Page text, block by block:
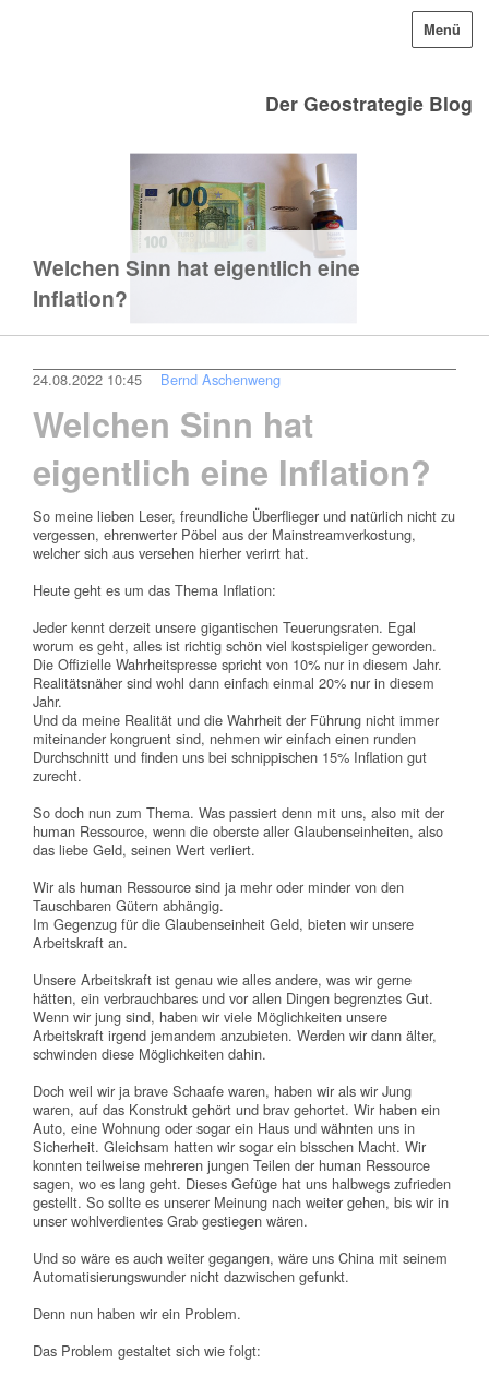
Der Geostrategie Blog
Menü
Welchen Sinn hat eigentlich eine
Inflation?
24.08.2022 10:45 Bernd Aschenweng
Welchen Sinn hat
eigentlich eine Inflation?
So meine lieben Leser, freundliche Überflieger und natürlich nicht zu
vergessen, ehrenwerter Pöbel aus der Mainstreamverkostung,
welcher sich aus versehen hierher verirrt hat.
Heute geht es um das Thema Inflation:
Jeder kennt derzeit unsere gigantischen Teuerungsraten. Egal
worum es geht, alles ist richtig schön viel kostspieliger geworden.
Die Offizielle Wahrheitspresse spricht von 10% nur in diesem Jahr.
Realitätsnäher sind wohl dann einfach einmal 20% nur in diesem
Jahr.
Und da meine Realität und die Wahrheit der Führung nicht immer
miteinander kongruent sind, nehmen wir einfach einen runden
Durchschnitt und finden uns bei schnippischen 15% Inflation gut
zurecht.
So doch nun zum Thema. Was passiert denn mit uns, also mit der
human Ressource, wenn die oberste aller Glaubenseinheiten, also
das liebe Geld, seinen Wert verliert.
Wir als human Ressource sind ja mehr oder minder von den
Tauschbaren Gütern abhängig.
Im Gegenzug für die Glaubenseinheit Geld, bieten wir unsere
Arbeitskraft an.
Unsere Arbeitskraft ist genau wie alles andere, was wir gerne
hätten, ein verbrauchbares und vor allen Dingen begrenztes Gut.
Wenn wir jung sind, haben wir viele Möglichkeiten unsere
Arbeitskraft irgend jemandem anzubieten. Werden wir dann älter,
schwinden diese Möglichkeiten dahin.
Doch weil wir ja brave Schaafe waren, haben wir als wir Jung
waren, auf das Konstrukt gehört und brav gehortet. Wir haben ein
Auto, eine Wohnung oder sogar ein Haus und wähnten uns in
Sicherheit. Gleichsam hatten wir sogar ein bisschen Macht. Wir
konnten teilweise mehreren jungen Teilen der human Ressource
sagen, wo es lang geht. Dieses Gefüge hat uns halbwegs zufrieden
gestellt. So sollte es unserer Meinung nach weiter gehen, bis wir in
unser wohlverdientes Grab gestiegen wären.
Und so wäre es auch weiter gegangen, wäre uns China mit seinem
Automatisierungswunder nicht dazwischen gefunkt.
Denn nun haben wir ein Problem.
Das Problem gestaltet sich wie folgt: